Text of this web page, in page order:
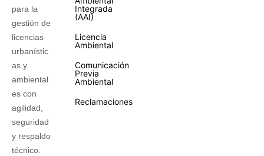
para la
gestión de
licencias
urbanístic
as y
ambiental
es con
agilidad,
seguridad
y respaldo
técnico.
Integrada
(AAI)
Licencia
Ambiental
Comunicación
Previa
Ambiental
Reclamaciones